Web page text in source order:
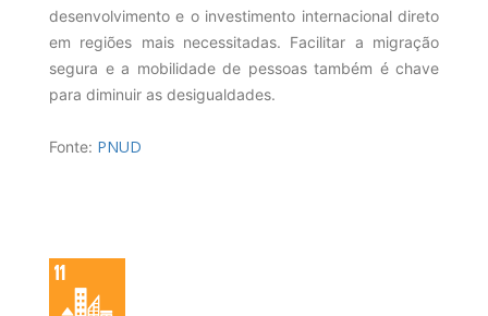
desenvolvimento e o investimento internacional direto
em regiões mais necessitadas. Facilitar a migração
segura e a mobilidade de pessoas também é chave
para diminuir as desigualdades.
Fonte: PNUD